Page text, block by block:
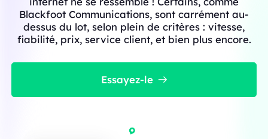
Blackfoot Communications, sont carrément au-
dessus du lot, selon plein de critères : vitesse,
fiabilité, prix, service client, et bien plus encore.
Essayez-le